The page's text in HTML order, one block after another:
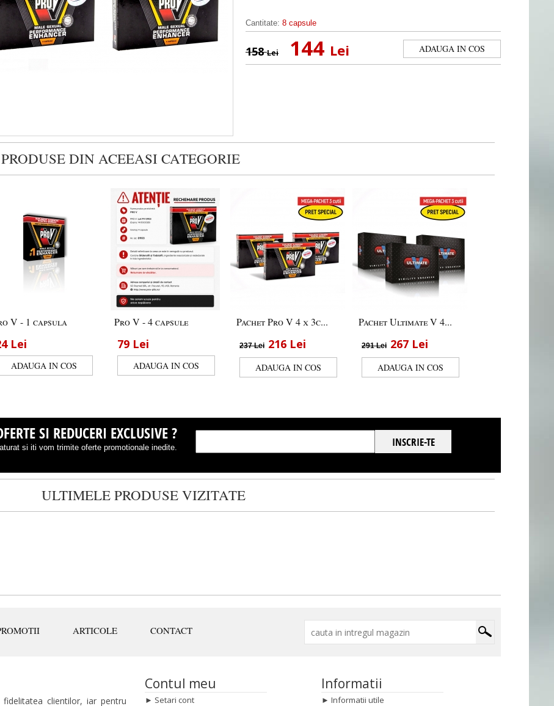
Cantitate: 8 capsule
158Lei 144 Lei
PRODUSE DIN ACEEASI CATEGORIE
V - 1 capsula
Lei
Pro V - 4 capsule
79 Lei
Pachet Pro V 4 x 3c...
237Lei 216 Lei
Pachet Ultimate V 4...
291Lei 267 Lei
SI REDUCERI EXCLUSIVE ?
si iti vom trimite oferte promotionale inedite.
ULTIMELE PRODUSE VIZITATE
ARTICOLE CONTACT
clientilor, iar pentru
Contul meu
► Setari cont
Informatii
►Informatii utile